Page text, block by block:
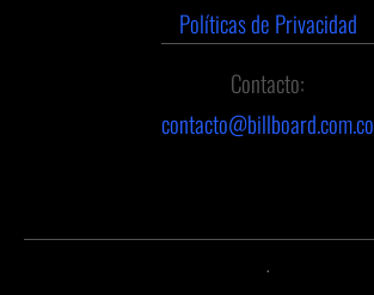
Políticas de Privacidad
Contacto:
contacto@billboard.com.co
.